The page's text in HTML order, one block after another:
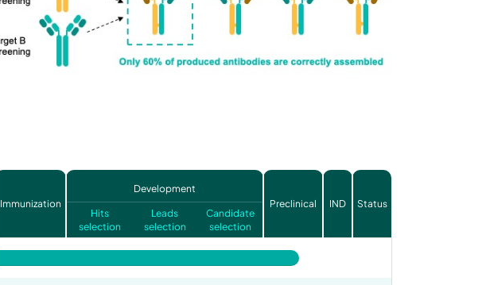
Immunization
Development
Hits
selection
Leads
selection
Candidate
selection
Preclinical IND Status